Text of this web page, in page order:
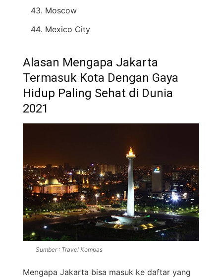
Moscow
Mexico City
Alasan Mengapa Jakarta
Termasuk Kota Dengan Gaya
Hidup Paling Sehat di Dunia
2021
Sumber : Travel Kompas
Mengapa Jakarta bisa masuk ke daftar yang